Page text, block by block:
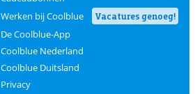
Werken bij Coolblue
Vacatures genoeg!
De Coolblue-App
Coolblue Nederland
Coolblue Duitsland
Privacy